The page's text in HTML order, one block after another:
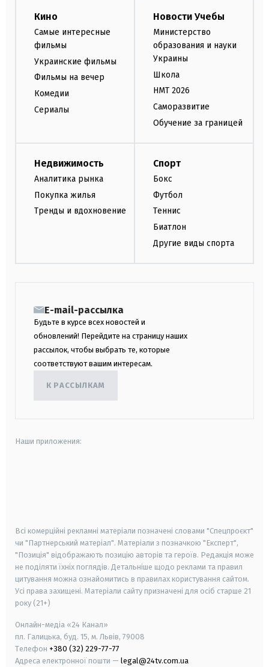
Кино
Самые интересные
фильмы
Украинские фильмы
Фильмы на вечер
Комедии
Сериалы
Новости Учебы
Министерство
образования и науки
Украины
Школа
НМТ 2026
Саморазвитие
Обучение за границей
Недвижимость
Аналитика рынка
Покупка жилья
Тренды и вдохновение
Спорт
Бокс
Футбол
Теннис
Биатлон
Другие виды спорта
E-mail-рассылка
Будьте в курсе всех новостей и
обновлений! Перейдите на страницу наших
рассылок, чтобы выбрать те, которые
соответствуют вашим интересам.
К РАССЫЛКАМ
Наши приложения:
Всі комерційні рекламні матеріали позначені словами "Спецпроєкт"
чи "Партнерський матеріал". Матеріали з позначкою "Експерт",
"Позиція" відображають позицію авторів та героїв. Редакція може
не поділяти їхніх поглядів. Детальніше щодо реклами та правил
цитування можна ознайомитись в правилах користування сайтом.
Усі права захищені. Матеріали сайту призначені для осіб старше 21
року (21+)
Онлайн-медіа «24 Канал»
пл. Галицька, буд. 15, м. Львів, 79008
Телефон +380 (32) 229-77-77
Адреса електронної пошти — legal@24tv.com.ua